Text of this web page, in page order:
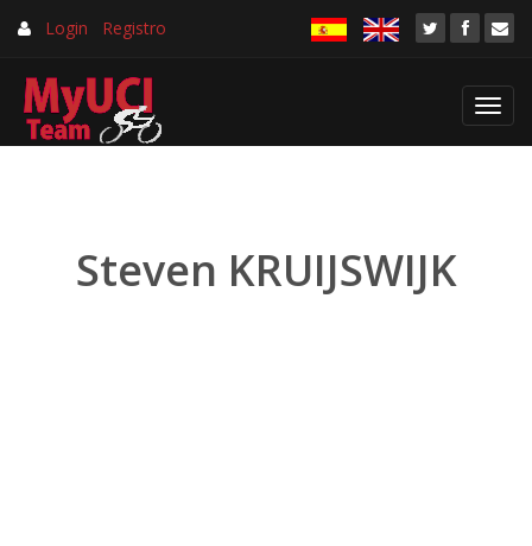
Login Registro
Steven KRUIJSWIJK